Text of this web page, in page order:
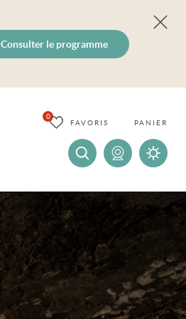
Consulter le programme
FAVORIS
0
PANIER